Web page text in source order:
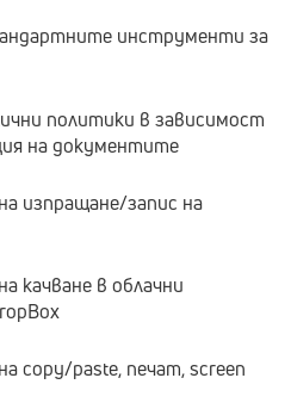
инструменти за
политики в зависимост
на документите
изпращане/запис на
качване в облачни
copy/paste, печат, screen